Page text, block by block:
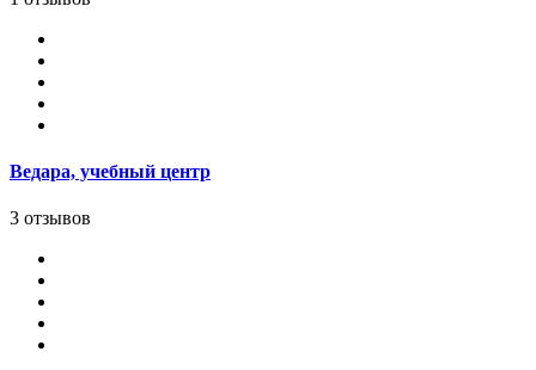
Ведара, учебный центр
3 отзывов